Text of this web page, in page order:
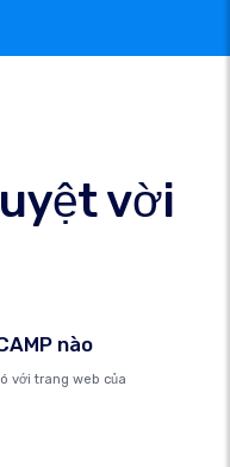
vời
nào
với trang web của